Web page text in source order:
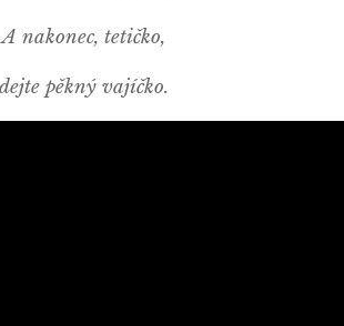
A nakonec, tetičko,
dejte pěkný vajíčko.